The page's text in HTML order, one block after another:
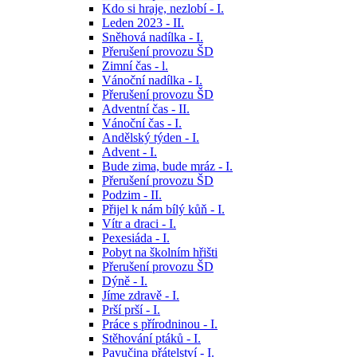
Kdo si hraje, nezlobí - I.
Leden 2023 - II.
Sněhová nadílka - I.
Přerušení provozu ŠD
Zimní čas - l.
Vánoční nadílka - I.
Přerušení provozu ŠD
Adventní čas - II.
Vánoční čas - I.
Andělský týden - I.
Advent - I.
Bude zima, bude mráz - I.
Přerušení provozu ŠD
Podzim - II.
Přijel k nám bílý kůň - I.
Vítr a draci - I.
Pexesiáda - I.
Pobyt na školním hřišti
Přerušení provozu ŠD
Dýně - I.
Jíme zdravě - I.
Prší prší - I.
Práce s přírodninou - I.
Stěhování ptáků - I.
Pavučina přátelství - I.